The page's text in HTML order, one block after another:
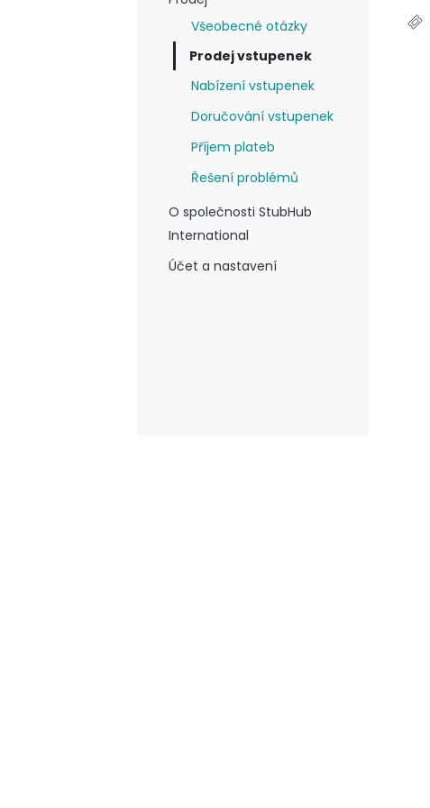
Všeobecné otázky
Prodej vstupenek
Nabízení vstupenek
Doručování vstupenek
Příjem plateb
Řešení problémů
O společnosti StubHub
International
Účet a nastavení